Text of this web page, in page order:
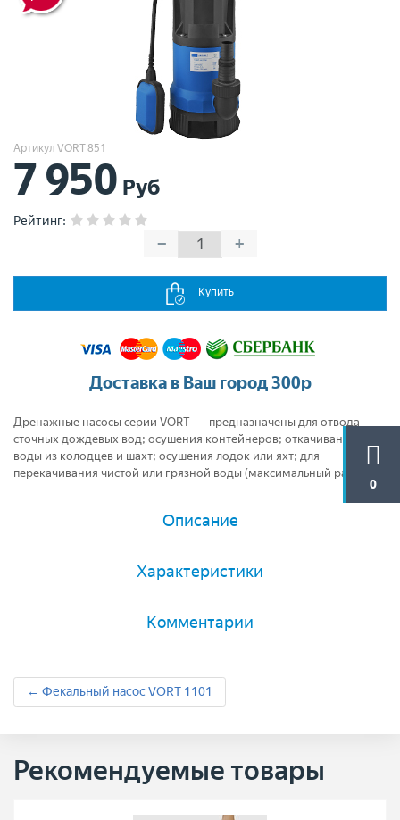
0
Артикул VORT 851
7 950 Руб
Рейтинг:
− +
Купить
Доставка в Ваш город 300р
Дренажные насосы серии VORT — предназначены для отвода
сточных дождевых вод; осушения контейнеров; откачивания
воды из колодцев и шахт; осушения лодок или яхт; для
перекачивания чистой или грязной воды (максимальный размер...
Описание
Характеристики
Комментарии
← Фекальный насос VORT 1101
Рекомендуемые товары